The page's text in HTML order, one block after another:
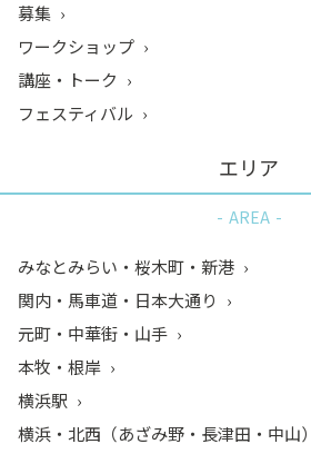
募集
ワークショップ
講座・トーク
フェスティバル
エリア
AREA
みなとみらい・桜木町・新港
関内・馬車道・日本大通り
元町・中華街・山手
本牧・根岸
横浜駅
横浜・北西（あざみ野・長津田・中山）